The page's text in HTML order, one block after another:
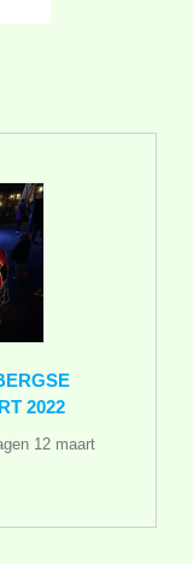
2022
12 maart